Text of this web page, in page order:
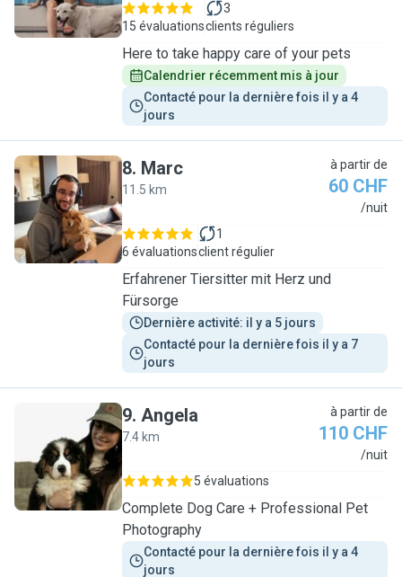
15 évaluations
3
clients réguliers
Here to take happy care of your pets
Calendrier récemment mis à jour
Contacté pour la dernière fois il y a 4
jours
M
8. Marc
11.5 km
à partir de
60 CHF
/nuit
6 évaluations
1
client régulier
Erfahrener Tiersitter mit Herz und
Fürsorge
Dernière activité: il y a 5 jours
Contacté pour la dernière fois il y a 7
jours
A
9. Angela
7.4 km
à partir de
110 CHF
/nuit
5 évaluations
Complete Dog Care + Professional Pet
Photography
Contacté pour la dernière fois il y a 4
jours